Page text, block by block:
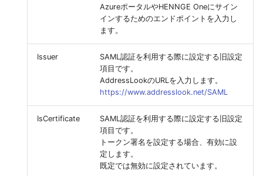
AzureポータルやHENNGE Oneにサイン
インするためのエンドポイントを入力し
ます。
Issuer
SAML認証を利用する際に設定する旧設定
項目です。
AddressLookのURLを入力します。
https://www.addresslook.net/SAML
IsCertificate
SAML認証を利用する際に設定する旧設定
項目です。
トークン署名を設定する場合、有効に設
定します。
既定では無効に設定されています。